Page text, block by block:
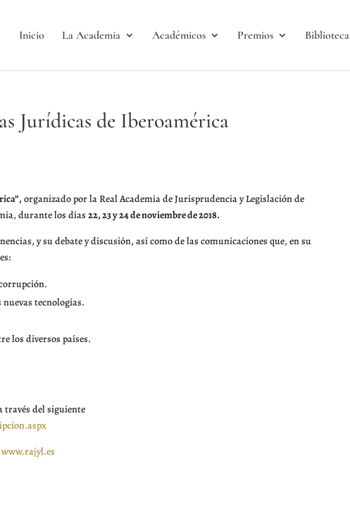
Inicio La Academia Académicos Premios Biblioteca
Jurídicas de Iberoamérica
organizado por la Real Academia de Jurisprudencia y Legislación de
durante los días22, 23 y 24 de noviembre de 2018.
y su debate y discusión, así como de las comunicaciones que, en su
tecnologías.
los diversos países.
través del siguiente
www.rajyl.es